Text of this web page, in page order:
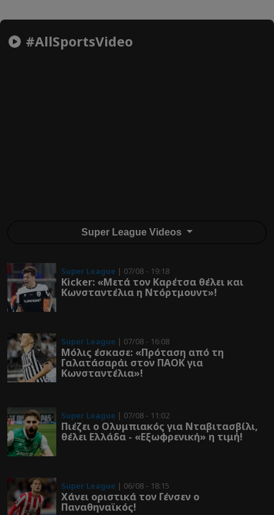
#AllSportsVideo
Super League Videos
Super League | 07/08 - 19:18
Kicker: «Μετά τον Καρέτσα θέλει και
Κωνσταντέλια η Ντόρτμουντ»!
Super League | 07/08 - 16:08
Μόλις έσκασε: «Πρόταση από τη
Γαλατάσαράι στον ΠΑΟΚ για
Κωνσταντέλια»!
Super League | 07/08 - 11:02
Πιέζει ο Ολυμπιακός για Νταβιτασβίλι,
θέλει Ελλάδα - «Εξωφρενική» η τιμή!
Super League | 06/08 - 18:15
Χάνει οριστικά τον Γένσεν ο
Παναθηναϊκός!